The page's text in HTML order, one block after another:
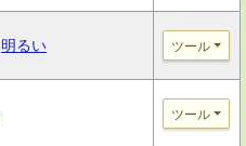
明るい ツール
ツール